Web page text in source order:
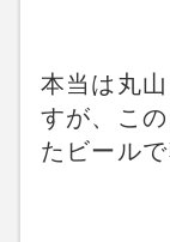
本当は丸
すが、こ
たビールで